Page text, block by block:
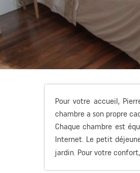
Pour votre accueil,
chambre a son propre
Chaque chambre est
Internet. Le petit
jardin. Pour votre